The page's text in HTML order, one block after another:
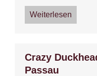
Weiterlesen
Crazy
Passau